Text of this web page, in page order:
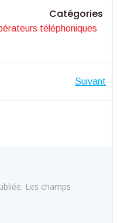
Catégories
téléphoniques
Suivant
Les champs